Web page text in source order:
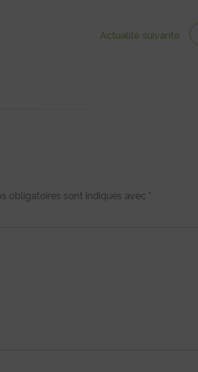
Actualité suivante
obligatoires sont indiqués avec *